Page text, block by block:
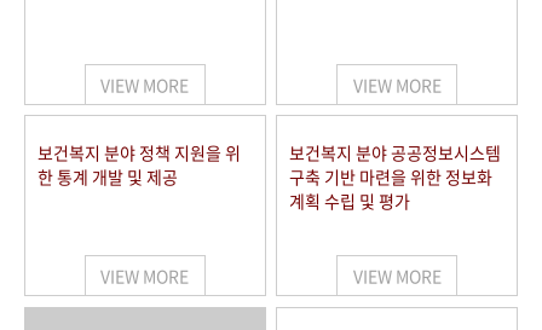
VIEW MORE VIEW MORE
보건복지 분야 정책 지원을 위
한 통계 개발 및 제공
VIEW MORE
보건복지 분야 공공정보시스템
구축 기반 마련을 위한 정보화
계획 수립 및 평가
VIEW MORE